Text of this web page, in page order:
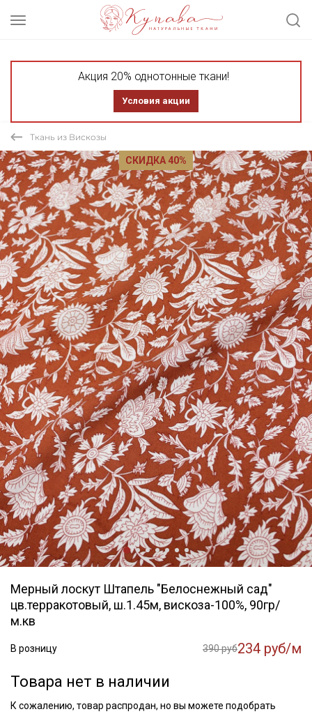
Акция 20% однотонные ткани!
Условия акции
Ткань из Вискозы
СКИДКА 40%
Мерный лоскут Штапель "Белоснежный сад"
цв.терракотовый, ш.1.45м, вискоза-100%, 90гр/
м.кв
В розницу 390 руб234 руб/м
Товара нет в наличии
К сожалению, товар распродан, но вы можете подобрать